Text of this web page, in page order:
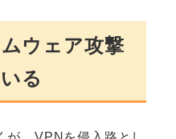
ウェア攻撃
る